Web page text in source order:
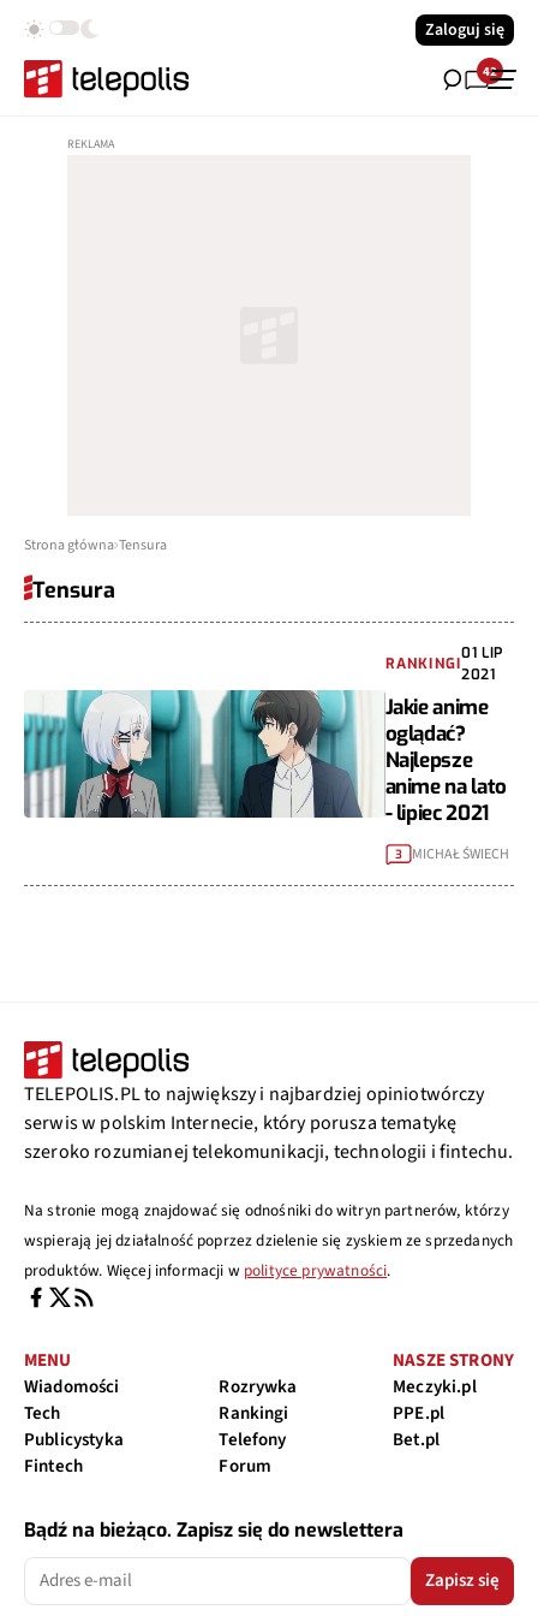
Zaloguj się
42
Strona główna Tensura
Tensura
RANKINGI
01 LIP
2021
Jakie anime
oglądać?
Najlepsze
anime na lato
- lipiec 2021
3 MICHAŁ ŚWIECH
TELEPOLIS.PL to największy i najbardziej opiniotwórczy
serwis w polskim Internecie, który porusza tematykę
szeroko rozumianej telekomunikacji, technologii i fintechu.
Na stronie mogą znajdować się odnośniki do witryn partnerów, którzy
wspierają jej działalność poprzez dzielenie się zyskiem ze sprzedanych
produktów. Więcej informacji w polityce prywatności.
MENU
Wiadomości
Tech
Publicystyka
Fintech
Rozrywka
Rankingi
Telefony
Forum
NASZE STRONY
Meczyki.pl
PPE.pl
Bet.pl
Bądź na bieżąco. Zapisz się do newslettera
Zapisz się